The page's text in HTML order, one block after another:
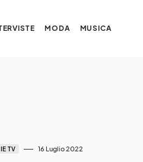
MODA MUSICA
TV 16 Luglio 2022